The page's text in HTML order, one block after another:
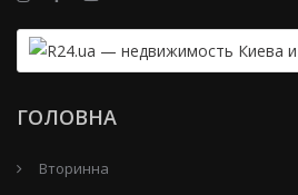
ГОЛОВНА
Вторинна